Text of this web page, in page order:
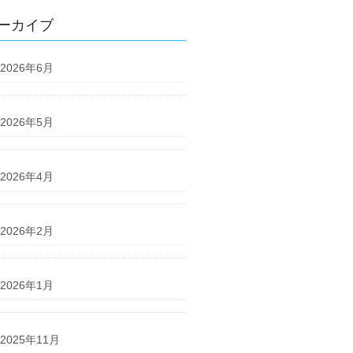
カイブ
2026年6月
2026年5月
2026年4月
2026年2月
2026年1月
2025年11月